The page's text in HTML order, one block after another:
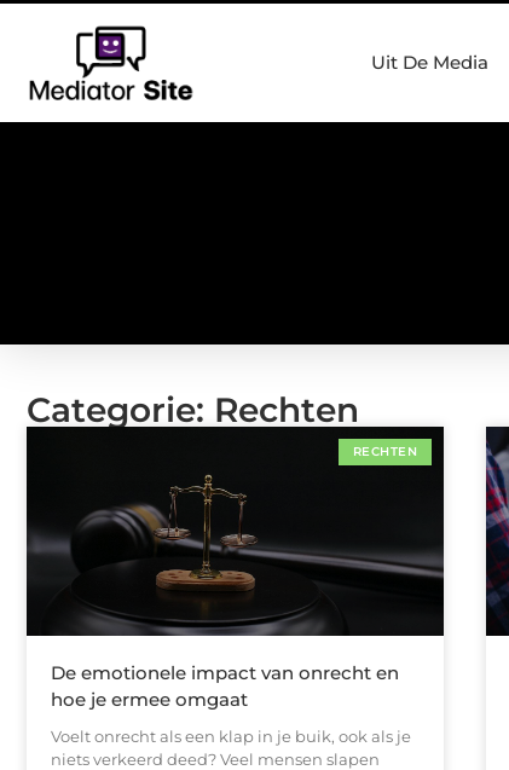
Uit De Media
Categorie: Rechten
RECHTEN
De emotionele impact van onrecht en
hoe je ermee omgaat
Voelt onrecht als een klap in je buik, ook als je
niets verkeerd deed? Veel mensen slapen